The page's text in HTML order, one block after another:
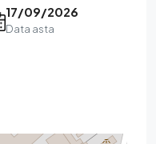
17/09/2026
Data asta